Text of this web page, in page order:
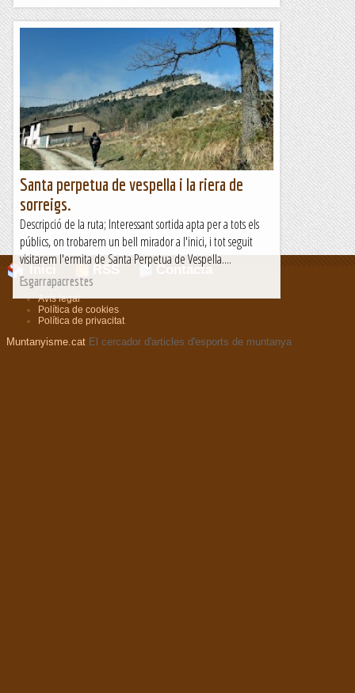
Santa perpetua de vespella i la riera de
sorreigs.
Descripció de la ruta; Interessant sortida apta per a tots els
públics, on trobarem un bell mirador a l'inici, i tot seguit
visitarem l'ermita de Santa Perpetua de Vespella....
Esgarrapacrestes
Contacta
Avís legal.
Política de cookies.
Política de privacitat.
Muntanyisme.cat El cercador d'articles d'esports de muntanya